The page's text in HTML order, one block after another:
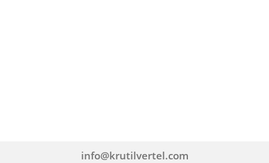
info@krutilvertel.com